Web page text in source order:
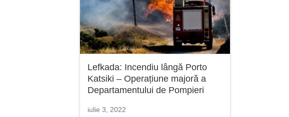
Lefkada: Incendiu lângă Porto
Katsiki – Operațiune majoră a
Departamentului de Pompieri
iulie 3, 2022